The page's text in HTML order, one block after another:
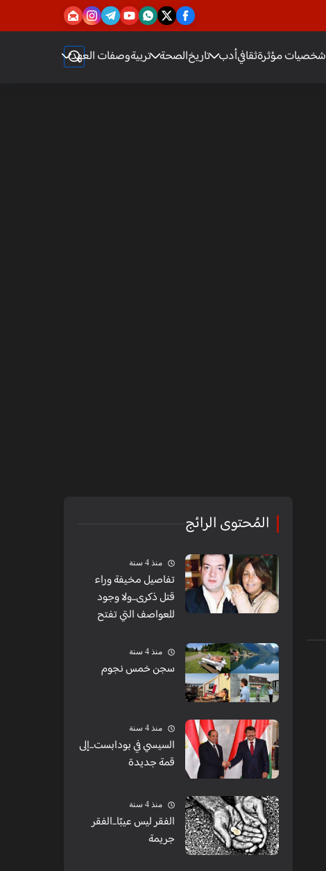
شخصيات مؤثرةثقافيأدب تاريخالصحة تربيةوصفات العهد
المُحتوى الرائج
منذ 4 سنة
تفاصيل مخيفة وراء
قتل ذكرى...ولا وجود
للعواصف التي تفتح
منذ 4 سنة
سجن خمس نجوم
منذ 4 سنة
السيسي في بودابست...إلى
قمة جديدة
منذ 4 سنة
الفقر ليس عيبًا...الفقر
جريمة